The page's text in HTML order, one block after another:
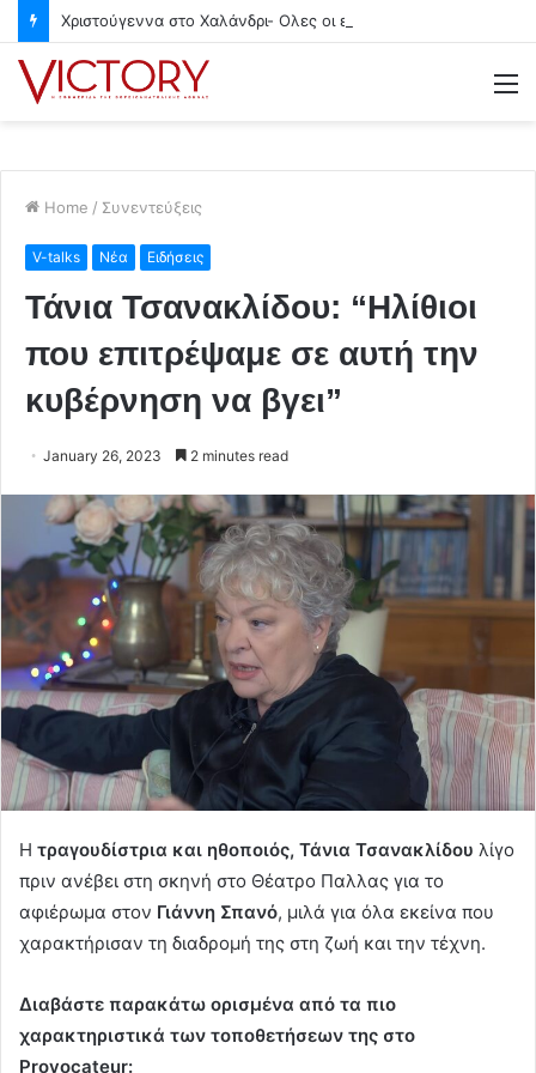
Home / Συνεντεύξεις
V-talks Νέα Ειδήσεις
Τάνια Τσανακλίδου: “Ηλίθιοι
που επιτρέψαμε σε αυτή την
κυβέρνηση να βγει”
January 26, 2023 2 minutes read
H τραγουδίστρια και ηθοποιός, Τάνια Τσανακλίδου λίγο
πριν ανέβει στη σκηνή στο Θέατρο Παλλας για το
αφιέρωμα στον Γιάννη Σπανό, μιλά για όλα εκείνα που
χαρακτήρισαν τη διαδρομή της στη ζωή και την τέχνη.
Διαβάστε παρακάτω ορισμένα από τα πιο
χαρακτηριστικά των τοποθετήσεων της στο
Provocateur: